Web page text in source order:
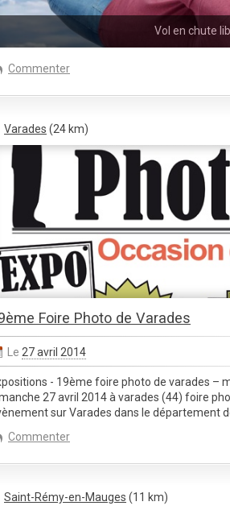
Vol en chute
Commenter
Varades (24 km)
Foire Photo de Varades
Le 27 avril 2014
- 19ème foire photo de varades –
27 avril 2014 à varades (44) foire
sur Varades dans le département
Commenter
Saint-Rémy-en-Mauges (11 km)